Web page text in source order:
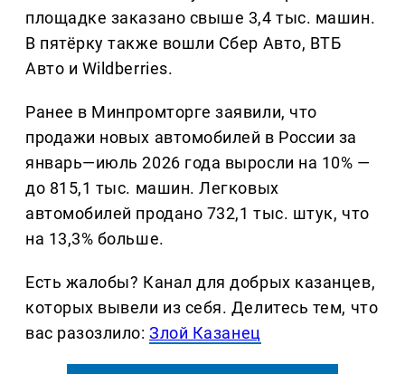
площадке заказано свыше 3,4 тыс. машин.
В пятёрку также вошли Сбер Авто, ВТБ
Авто и Wildberries.
Ранее в Минпромторге заявили, что
продажи новых автомобилей в России за
январь—июль 2026 года выросли на 10% —
до 815,1 тыс. машин. Легковых
автомобилей продано 732,1 тыс. штук, что
на 13,3% больше.
Есть жалобы? Канал для добрых казанцев,
которых вывели из себя. Делитеcь тем, что
вас разозлило:Злой Казанец